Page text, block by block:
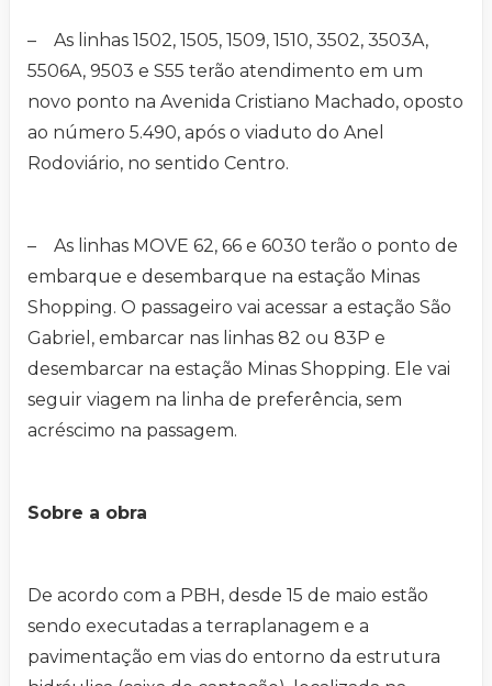
– As linhas 1502, 1505, 1509, 1510, 3502, 3503A,
5506A, 9503 e S55 terão atendimento em um
novo ponto na Avenida Cristiano Machado, oposto
ao número 5.490, após o viaduto do Anel
Rodoviário, no sentido Centro.
– As linhas MOVE 62, 66 e 6030 terão o ponto de
embarque e desembarque na estação Minas
Shopping. O passageiro vai acessar a estação São
Gabriel, embarcar nas linhas 82 ou 83P e
desembarcar na estação Minas Shopping. Ele vai
seguir viagem na linha de preferência, sem
acréscimo na passagem.
Sobre a obra
De acordo com a PBH, desde 15 de maio estão
sendo executadas a terraplanagem e a
pavimentação em vias do entorno da estrutura